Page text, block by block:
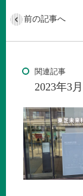
前の記事へ
関連記事
2023年3月